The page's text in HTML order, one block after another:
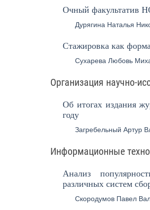
Очный факультатив
Дурягина Наталья
Стажировка как
Сухарева Любовь
Организация научно-
Об итогах издания
году
Загребельный Артур
Информационные
Анализ
различных систем
Скородумов Павел